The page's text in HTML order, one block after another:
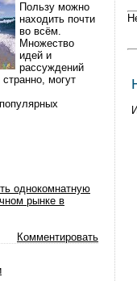
Пользу можно
находить почти
во всём.
Множество
идей и
рассуждений
могут
однокомнатную
рынке в
Комментировать